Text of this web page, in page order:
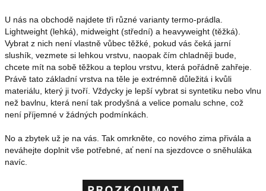
U nás na obchodě najdete tři různé varianty termo-prádla.
Lightweight (lehká), midweight (střední) a heavyweight (těžká).
Vybrat z nich není vlastně vůbec těžké, pokud vás čeká jarní
slushík, vezmete si lehkou vrstvu, naopak čím chladněji bude,
chcete mít na sobě těžkou a teplou vrstvu, která pořádně zahřeje.
Právě tato základní vrstva na těle je extrémně důležitá i kvůli
materiálu, který ji tvoří. Vždycky je lepší vybrat si syntetiku nebo vlnu
než bavlnu, která není tak prodyšná a velice pomalu schne, což
není příjemné v žádných podmínkách.
No a zbytek už je na vás. Tak omrkněte, co nového zima přivála a
neváhejte doplnit vše potřebné, ať není na sjezdovce o sněhuláka
navíc.